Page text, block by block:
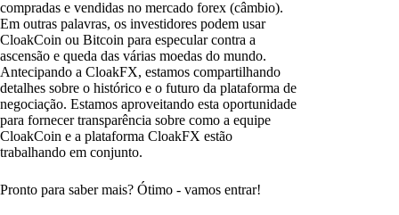
compradas e vendidas no mercado forex (câmbio).
Em outras palavras, os investidores podem usar
CloakCoin ou Bitcoin para especular contra a
ascensão e queda das várias moedas do mundo.
Antecipando a CloakFX, estamos compartilhando
detalhes sobre o histórico e o futuro da plataforma de
negociação. Estamos aproveitando esta oportunidade
para fornecer transparência sobre como a equipe
CloakCoin e a plataforma CloakFX estão
trabalhando em conjunto.
Pronto para saber mais? Ótimo - vamos entrar!